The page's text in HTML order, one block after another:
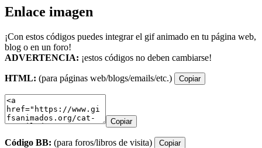
Enlace imagen
¡Con estos códigos puedes integrar el gif animado en tu página web,
blog o en un foro!
ADVERTENCIA: ¡estos códigos no deben cambiarse!
HTML: (para páginas web/blogs/emails/etc.) Copiar
Copiar
Código BB: (para foros/libros de visita) Copiar